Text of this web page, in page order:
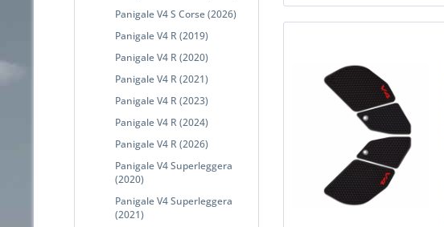
Panigale V4 S Corse (2026)
Panigale V4 R (2019)
Panigale V4 R (2020)
Panigale V4 R (2021)
Panigale V4 R (2023)
Panigale V4 R (2024)
Panigale V4 R (2026)
Panigale V4 Superleggera
(2020)
Panigale V4 Superleggera
(2021)